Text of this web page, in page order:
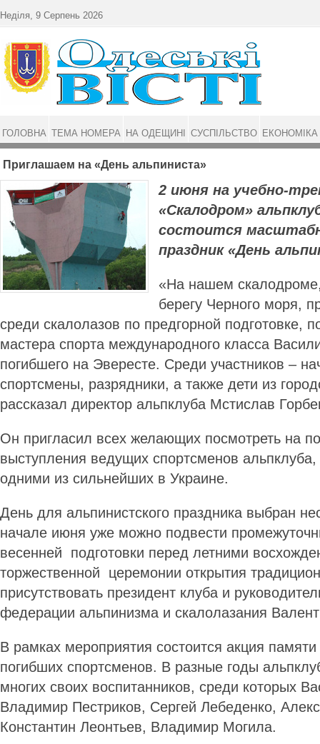
Приглашаем на «День альпиниста»
2 июня на учебно-
«Скалодром»
состоится
праздник «День
«На нашем
берегу Черного моря,
среди скалолазов по предгорной подготовке,
мастера спорта международного класса
погибшего на Эвересте. Среди участников –
спортсмены, разрядники, а также дети из
рассказал директор альпклуба Мстислав
Он пригласил всех желающих посмотреть на
выступления ведущих спортсменов
одними из сильнейших в Украине.
День для альпинистского праздника выбран
начале июня уже можно подвести
весенней подготовки перед летними
торжественной церемонии открытия
присутствовать президент клуба и
федерации альпинизма и скалолазания
В рамках мероприятия состоится акция
погибших спортсменов. В разные годы
многих своих воспитанников, среди которых
Владимир Пестриков, Сергей Лебеденко,
Константин Леонтьев, Владимир Могила.
Неділя, 9 Серпень 2026
ГОЛОВНА ТЕМА НОМЕРА НА ОДЕЩИНІ СУСПІЛЬСТВО ЕКОНОМІКА